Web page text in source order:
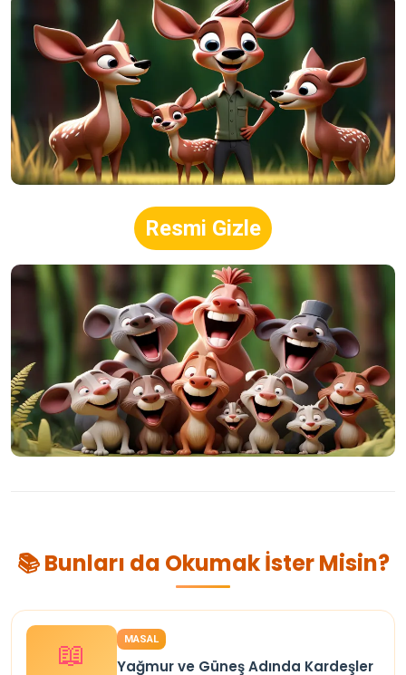
Resmi Gizle
📚 Bunları da Okumak İster Misin?
📖 MASAL
Yağmur ve Güneş Adında Kardeşler